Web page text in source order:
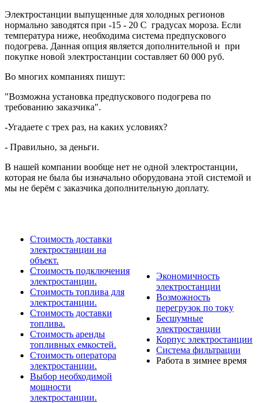
Электростанции выпущенные для холодных регионов
нормально заводятся при -15 - 20 С градусах мороза. Если
температура ниже, необходима система предпускового
подогрева. Данная опция является дополнительной и при
покупке новой электростанции составляет 60 000 руб.
Во многих компаниях пишут:
"Возможна установка предпускового подогрева по
требованию заказчика".
-Угадаете с трех раз, на каких условиях?
- Правильно, за деньги.
В нашей компании вообще нет не одной электростанции,
которая не была бы изначально оборудована этой системой и
мы не берём с заказчика дополнительную доплату.
Стоимость доставки
электростанции на
объект.
Стоимость подключения
электростанции.
Стоимость топлива для
электростанции.
Стоимость доставки
топлива.
Стоимость аренды
топливных емкостей.
Стоимость оператора
электростанции.
Выбор необходимой
мощности
электростанции.
Экономичность
электростанции
Возможность
перегрузок по току
Бесшумные
электростанции
Корпус электростанции
Система фильтрации
Работа в зимнее время